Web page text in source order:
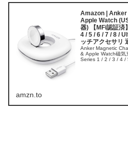
Amazon |
Apple Watch
器) 【MFi認証済
4 / 5 / 6 / 7 / 8 /
ッチアクセサリ
Anker Magnetic
& Apple Watch磁気
Series 1 / 2 / 3 / 4 /
amzn.to